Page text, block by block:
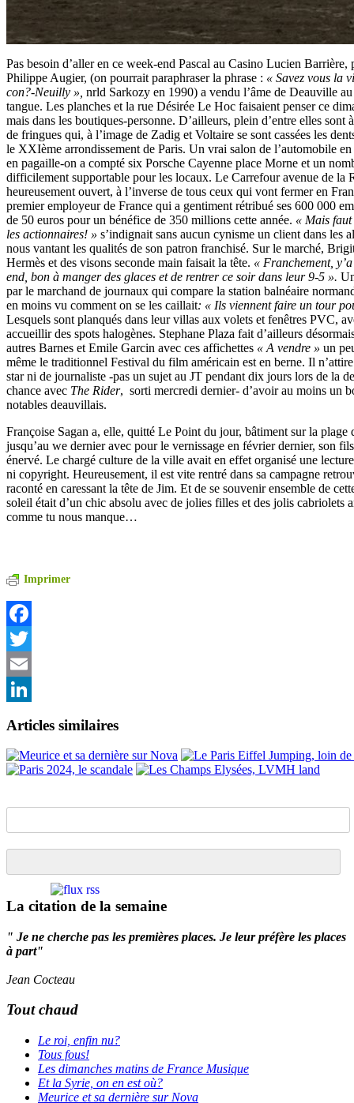
Pas besoin d’aller en ce week-end Pascal au Casino Lucien
Philippe Augier, (on pourrait paraphraser la phrase : « Savez vous la
con?-Neuilly », nrld Sarkozy en 1990) a vendu l’âme de Deauville
tangue. Les planches et la rue Désirée Le Hoc faisaient penser ce
mais dans les boutiques-personne. D’ailleurs, plein d’entre elles sont
de fringues qui, à l’image de Zadig et Voltaire se sont cassées les
le XXIème arrondissement de Paris. Un vrai salon de l’automobile
en pagaille-on a compté six Porsche Cayenne place Morne et un
difficilement supportable pour les locaux. Le Carrefour avenue de la
heureusement ouvert, à l’inverse de tous ceux qui vont fermer en
premier employeur de France qui a gentiment rétribué ses 600 000
de 50 euros pour un bénéfice de 350 millions cette année. « Mais faut
les actionnaires! » s’indignait sans aucun cynisme un client dans les
nous vantant les qualités de son patron franchisé. Sur le marché,
Hermès et des visons seconde main faisait la tête. « Franchement,
end, bon à manger des glaces et de rentrer ce soir dans leur 9-5 ».
par le marchand de journaux qui compare la station balnéaire
en moins vu comment on se les caillait: « Ils viennent faire un tour
Lesquels sont planqués dans leur villas aux volets et fenêtres PVC,
accueillir des spots halogènes. Stephane Plaza fait d’ailleurs
autres Barnes et Emile Garcin avec ces affichettes « A vendre » un
même le traditionnel Festival du film américain est en berne. Il
star ni de journaliste -pas un sujet au JT pendant dix jours lors de la
chance avec The Rider, sorti mercredi dernier- d’avoir au moins un
notables deauvillais.
Françoise Sagan a, elle, quitté Le Point du jour, bâtiment sur la
jusqu’au we dernier avec pour le vernissage en février dernier, son
énervé. Le chargé culture de la ville avait en effet organisé une
ni copyright. Heureusement, il est vite rentré dans sa campagne
raconté en caressant la tête de Jim. Et de se souvenir ensemble de
soleil était d’un chic absolu avec de jolies filles et des jolis cabriolets
comme tu nous manque…
Imprimer
Facebook
Twitter
Email
Articles similaires
La citation de la semaine
" Je ne cherche pas les premières places. Je leur préfère les places
à part"
Jean Cocteau
Tout chaud
Le roi, enfin nu?
Tous fous!
Les dimanches matins de France Musique
Et la Syrie, on en est où?
Meurice et sa dernière sur Nova